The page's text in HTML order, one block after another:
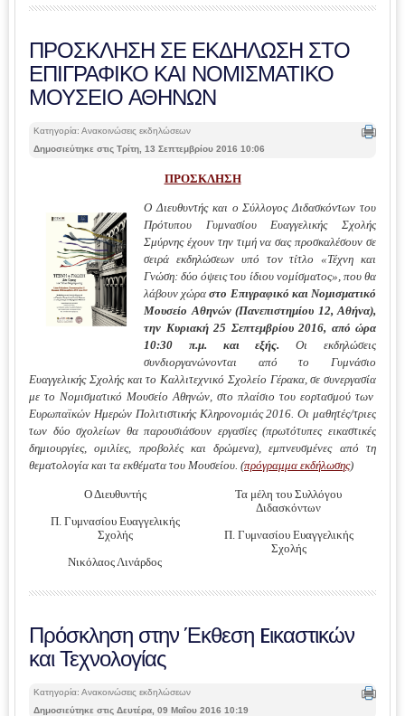
ΠΡΟΣΚΛΗΣΗ ΣΕ ΕΚΔΗΛΩΣΗ ΣΤΟ
ΕΠΙΓΡΑΦΙΚΟ ΚΑΙ ΝΟΜΙΣΜΑΤΙΚΟ
ΜΟΥΣΕΙΟ ΑΘΗΝΩΝ
Κατηγορία: Ανακοινώσεις εκδηλώσεων
Δημοσιεύτηκε στις Τρίτη, 13 Σεπτεμβρίου 2016 10:06
ΠΡΟΣΚΛΗΣΗ
Ο Διευθυντής και ο Σύλλογος Διδασκόντων του
Πρότυπου Γυμνασίου Ευαγγελικής Σχολής
Σμύρνης έχουν την τιμή να σας προσκαλέσουν σε
σειρά εκδηλώσεων υπό τον τίτλο «Τέχνη και
Γνώση: δύο όψεις του ίδιου νομίσματος», που θα
λάβουν χώραστο Επιγραφικό και Νομισματικό
Μουσείο Αθηνών (Πανεπιστημίου 12, Αθήνα),
την Κυριακή 25 Σεπτεμβρίου 2016, από ώρα
10:30 π.μ. και εξής. Οι εκδηλώσεις
συνδιοργανώνονται από το Γυμνάσιο
Ευαγγελικής Σχολής και το Καλλιτεχνικό Σχολείο Γέρακα, σε συνεργασία
με το Νομισματικό Μουσείο Αθηνών, στο πλαίσιο του εορτασμού των
Ευρωπαϊκών Ημερών Πολιτιστικής Κληρονομιάς 2016. Οι μαθητές/τριες
των δύο σχολείων θα παρουσιάσουν εργασίες (πρωτότυπες εικαστικές
δημιουργίες, ομιλίες, προβολές και δρώμενα), εμπνευσμένες από τη
θεματολογία και τα εκθέματα του Μουσείου. (πρόγραμμα εκδήλωσης)
Ο Διευθυντής
Π. Γυμνασίου Ευαγγελικής
Σχολής
Νικόλαος Λινάρδος
Τα μέλη του Συλλόγου
Διδασκόντων
Π. Γυμνασίου Ευαγγελικής
Σχολής
Πρόσκληση στην Έκθεση Eικαστικών
και Τεχνολογίας
Κατηγορία: Ανακοινώσεις εκδηλώσεων
Δημοσιεύτηκε στις Δευτέρα, 09 Μαΐου 2016 10:19